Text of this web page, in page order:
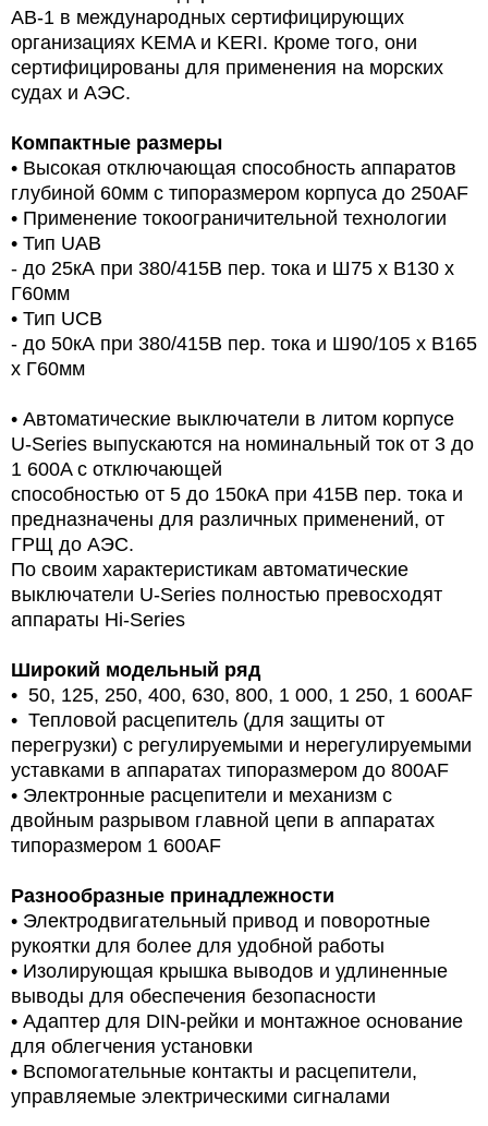
AB-1 в международных сертифицирующих
организациях KEMA и KERI. Кроме того, они
сертифицированы для применения на морских
судах и АЭС.
Компактные размеры
• Высокая отключающая способность аппаратов
глубиной 60мм с типоразмером корпуса до 250AF
• Применение токоограничительной технологии
• Тип UAB
- до 25кА при 380/415В пер. тока и Ш75 х В130 х
Г60мм
• Тип UCB
- до 50кА при 380/415В пер. тока и Ш90/105 х В165
х Г60мм
• Автоматические выключатели в литом корпусе
U-Series выпускаются на номинальный ток от 3 до
1 600A с отключающей
способностью от 5 до 150кА при 415В пер. тока и
предназначены для различных применений, от
ГРЩ до АЭС.
По своим характеристикам автоматические
выключатели U-Series полностью превосходят
аппараты Hi-Series
Широкий модельный ряд
• 50, 125, 250, 400, 630, 800, 1 000, 1 250, 1 600AF
• Тепловой расцепитель (для защиты от
перегрузки) с регулируемыми и нерегулируемыми
уставками в аппаратах типоразмером до 800AF
• Электронные расцепители и механизм с
двойным разрывом главной цепи в аппаратах
типоразмером 1 600AF
Разнообразные принадлежности
• Электродвигательный привод и поворотные
рукоятки для более для удобной работы
• Изолирующая крышка выводов и удлиненные
выводы для обеспечения безопасности
• Адаптер для DIN-рейки и монтажное основание
для облегчения установки
• Вспомогательные контакты и расцепители,
управляемые электрическими сигналами